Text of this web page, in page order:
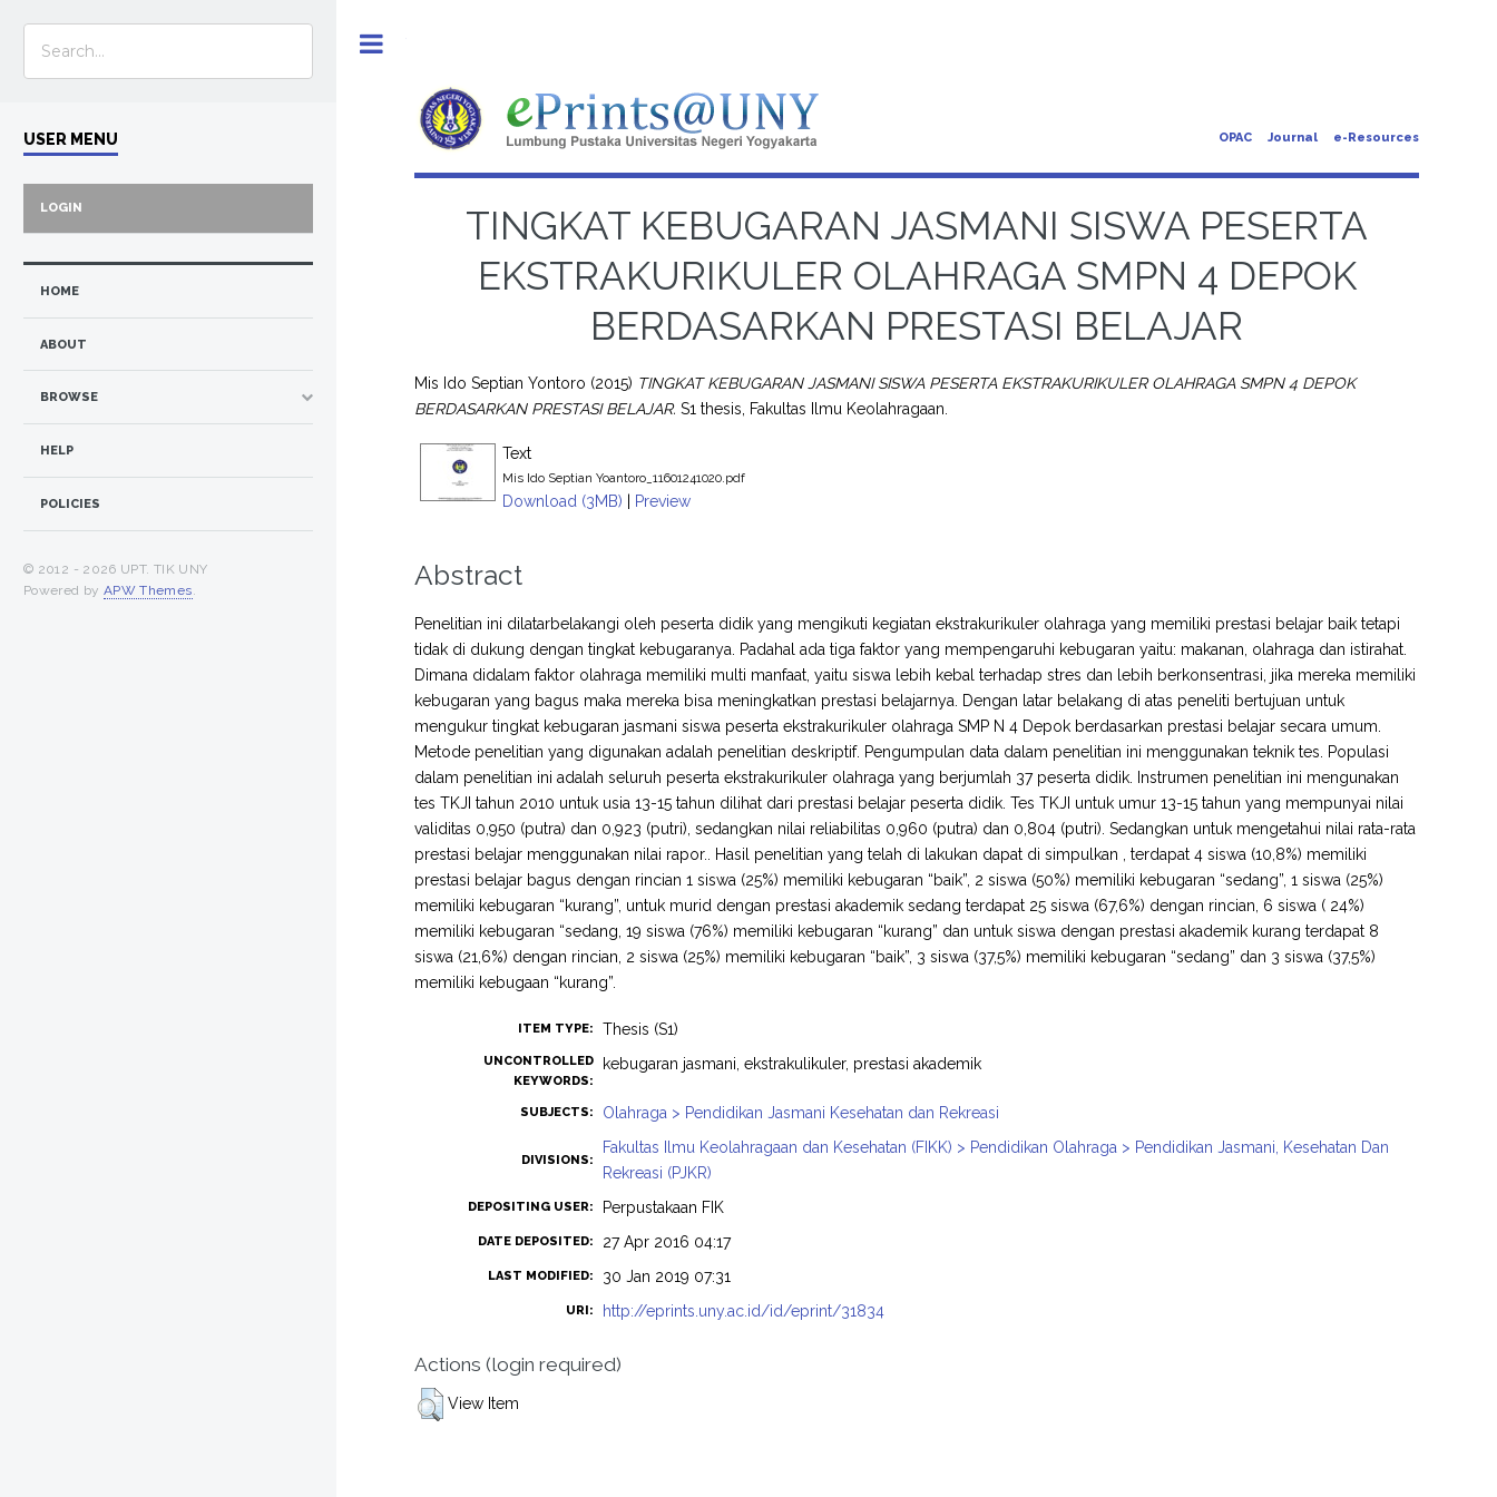
OPAC Journal e-Resources
TINGKAT KEBUGARAN JASMANI SISWA PESERTA
EKSTRAKURIKULER OLAHRAGA SMPN 4 DEPOK
BERDASARKAN PRESTASI BELAJAR
Mis Ido Septian Yontoro (2015) TINGKAT KEBUGARAN JASMANI SISWA PESERTA EKSTRAKURIKULER OLAHRAGA SMPN 4 DEPOK
BERDASARKAN PRESTASI BELAJAR. S1 thesis, Fakultas Ilmu Keolahragaan.
Text
Mis Ido Septian Yoantoro_11601241020.pdf
Download (3MB) | Preview
Abstract
Penelitian ini dilatarbelakangi oleh peserta didik yang mengikuti kegiatan ekstrakurikuler olahraga yang memiliki prestasi belajar baik tetapi
tidak di dukung dengan tingkat kebugaranya. Padahal ada tiga faktor yang mempengaruhi kebugaran yaitu: makanan, olahraga dan istirahat.
Dimana didalam faktor olahraga memiliki multi manfaat, yaitu siswa lebih kebal terhadap stres dan lebih berkonsentrasi, jika mereka memiliki
kebugaran yang bagus maka mereka bisa meningkatkan prestasi belajarnya. Dengan latar belakang di atas peneliti bertujuan untuk
mengukur tingkat kebugaran jasmani siswa peserta ekstrakurikuler olahraga SMP N 4 Depok berdasarkan prestasi belajar secara umum.
Metode penelitian yang digunakan adalah penelitian deskriptif. Pengumpulan data dalam penelitian ini menggunakan teknik tes. Populasi
dalam penelitian ini adalah seluruh peserta ekstrakurikuler olahraga yang berjumlah 37 peserta didik. Instrumen penelitian ini mengunakan
tes TKJI tahun 2010 untuk usia 13-15 tahun dilihat dari prestasi belajar peserta didik. Tes TKJI untuk umur 13-15 tahun yang mempunyai nilai
validitas 0,950 (putra) dan 0,923 (putri), sedangkan nilai reliabilitas 0,960 (putra) dan 0,804 (putri). Sedangkan untuk mengetahui nilai rata-rata
prestasi belajar menggunakan nilai rapor.. Hasil penelitian yang telah di lakukan dapat di simpulkan , terdapat 4 siswa (10,8%) memiliki
prestasi belajar bagus dengan rincian 1 siswa (25%) memiliki kebugaran “baik”, 2 siswa (50%) memiliki kebugaran “sedang”, 1 siswa (25%)
memiliki kebugaran “kurang”, untuk murid dengan prestasi akademik sedang terdapat 25 siswa (67,6%) dengan rincian, 6 siswa ( 24%)
memiliki kebugaran “sedang, 19 siswa (76%) memiliki kebugaran “kurang” dan untuk siswa dengan prestasi akademik kurang terdapat 8
siswa (21,6%) dengan rincian, 2 siswa (25%) memiliki kebugaran “baik”, 3 siswa (37,5%) memiliki kebugaran “sedang” dan 3 siswa (37,5%)
memiliki kebugaan “kurang”.
ITEM TYPE: Thesis (S1)
UNCONTROLLED
KEYWORDS:
kebugaran jasmani, ekstrakulikuler, prestasi akademik
SUBJECTS: Olahraga > Pendidikan Jasmani Kesehatan dan Rekreasi
DIVISIONS:
Fakultas Ilmu Keolahragaan dan Kesehatan (FIKK) > Pendidikan Olahraga > Pendidikan Jasmani, Kesehatan Dan
Rekreasi (PJKR)
DEPOSITING USER: Perpustakaan FIK
DATE DEPOSITED: 27 Apr 2016 04:17
LAST MODIFIED: 30 Jan 2019 07:31
URI: http://eprints.uny.ac.id/id/eprint/31834
Actions (login required)
View Item
USER MENU
LOGIN
HOME
ABOUT
BROWSE
HELP
POLICIES
© 2012 - 2026 UPT. TIK UNY
Powered by APW Themes